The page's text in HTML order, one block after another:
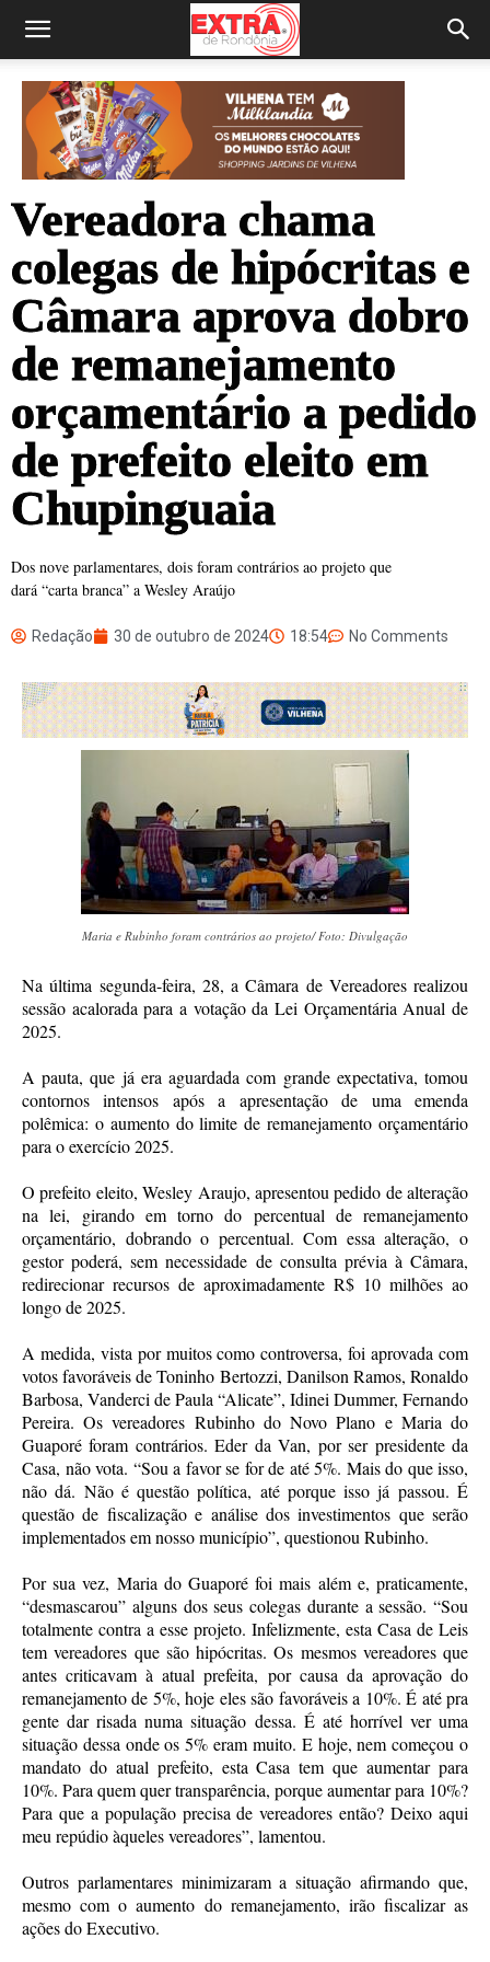
Vereadora chama
colegas de hipócritas e
Câmara aprova dobro
de remanejamento
orçamentário a pedido
de prefeito eleito em
Chupinguaia
Dos nove parlamentares, dois foram contrários ao projeto que
dará “carta branca” a Wesley Araújo
Redação 30 de outubro de 2024 18:54 No Comments
Maria e Rubinho foram contrários ao projeto/ Foto: Divulgação
Na última segunda-feira, 28, a Câmara de Vereadores realizou
sessão acalorada para a votação da Lei Orçamentária Anual de
2025.
A pauta, que já era aguardada com grande expectativa, tomou
contornos intensos após a apresentação de uma emenda
polêmica: o aumento do limite de remanejamento orçamentário
para o exercício 2025.
O prefeito eleito, Wesley Araujo, apresentou pedido de alteração
na lei, girando em torno do percentual de remanejamento
orçamentário, dobrando o percentual. Com essa alteração, o
gestor poderá, sem necessidade de consulta prévia à Câmara,
redirecionar recursos de aproximadamente R$ 10 milhões ao
longo de 2025.
A medida, vista por muitos como controversa, foi aprovada com
votos favoráveis de Toninho Bertozzi, Danilson Ramos, Ronaldo
Barbosa, Vanderci de Paula “Alicate”, Idinei Dummer, Fernando
Pereira. Os vereadores Rubinho do Novo Plano e Maria do
Guaporé foram contrários. Eder da Van, por ser presidente da
Casa, não vota. “Sou a favor se for de até 5%. Mais do que isso,
não dá. Não é questão política, até porque isso já passou. É
questão de fiscalização e análise dos investimentos que serão
implementados em nosso município”, questionou Rubinho.
Por sua vez, Maria do Guaporé foi mais além e, praticamente,
“desmascarou” alguns dos seus colegas durante a sessão. “Sou
totalmente contra a esse projeto. Infelizmente, esta Casa de Leis
tem vereadores que são hipócritas. Os mesmos vereadores que
antes criticavam à atual prefeita, por causa da aprovação do
remanejamento de 5%, hoje eles são favoráveis a 10%. É até pra
gente dar risada numa situação dessa. É até horrível ver uma
situação dessa onde os 5% eram muito. E hoje, nem começou o
mandato do atual prefeito, esta Casa tem que aumentar para
10%. Para quem quer transparência, porque aumentar para 10%?
Para que a população precisa de vereadores então? Deixo aqui
meu repúdio àqueles vereadores”, lamentou.
Outros parlamentares minimizaram a situação afirmando que,
mesmo com o aumento do remanejamento, irão fiscalizar as
ações do Executivo.